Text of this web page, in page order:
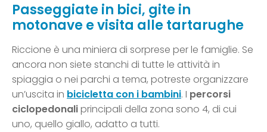
Passeggiate in bici, gite in
motonave e visita alle tartarughe
Riccione è una miniera di sorprese per le famiglie. Se
ancora non siete stanchi di tutte le attività in
spiaggia o nei parchi a tema, potreste organizzare
un’uscita in bicicletta con i bambini. I percorsi
ciclopedonaliprincipali della zona sono 4, di cui
uno, quello giallo, adatto a tutti.